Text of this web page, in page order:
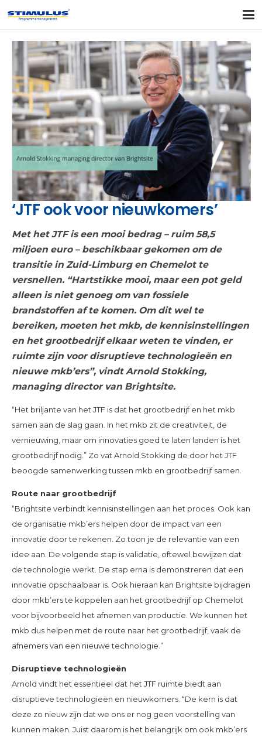
‘JTF ook voor nieuwkomers’
Met het JTF is een mooi bedrag – ruim 58,5
miljoen euro – beschikbaar gekomen om de
transitie in Zuid-Limburg en Chemelot te
versnellen. “Hartstikke mooi, maar een pot geld
alleen is niet genoeg om van fossiele
brandstoffen af te komen. Om dit wel te
bereiken, moeten het mkb, de kennisinstellingen
en het grootbedrijf elkaar weten te vinden, er
ruimte zijn voor disruptieve technologieën en
nieuwe mkb’ers”, vindt Arnold Stokking,
managing director van Brightsite.
“Het briljante van het JTF is dat het grootbedrijf en het mkb
samen aan de slag gaan. In het mkb zit de creativiteit, de
vernieuwing, maar om innovaties goed te laten landen is het
grootbedrijf nodig.” Zo vat Arnold Stokking de door het JTF
beoogde samenwerking tussen mkb en grootbedrijf samen.
Route naar grootbedrijf
“Brightsite verbindt kennisinstellingen aan het proces. Ook kan
de organisatie mkb’ers helpen door de impact van een
innovatie door te rekenen. Zo toon je de relevantie van een
idee aan. De volgende stap is validatie, oftewel bewijzen dat
de technologie werkt. De stap erna is demonstreren dat een
innovatie opschaalbaar is. Ook hieraan kan Brightsite bijdragen
door mkb’ers te koppelen aan het grootbedrijf op Chemelot
voor bijvoorbeeld het afnemen van productie. We kunnen het
mkb dus helpen met de route naar het grootbedrijf, vaak de
afnemers van een nieuwe technologie.”
Disruptieve technologieën
Arnold vindt het essentieel dat het JTF ruimte biedt aan
disruptieve technologieën en nieuwkomers. “De kern is dat
deze zo nieuw zijn dat we ons er nog geen voorstelling van
kunnen maken. Juist daarom is het belangrijk om ook mkb’ers